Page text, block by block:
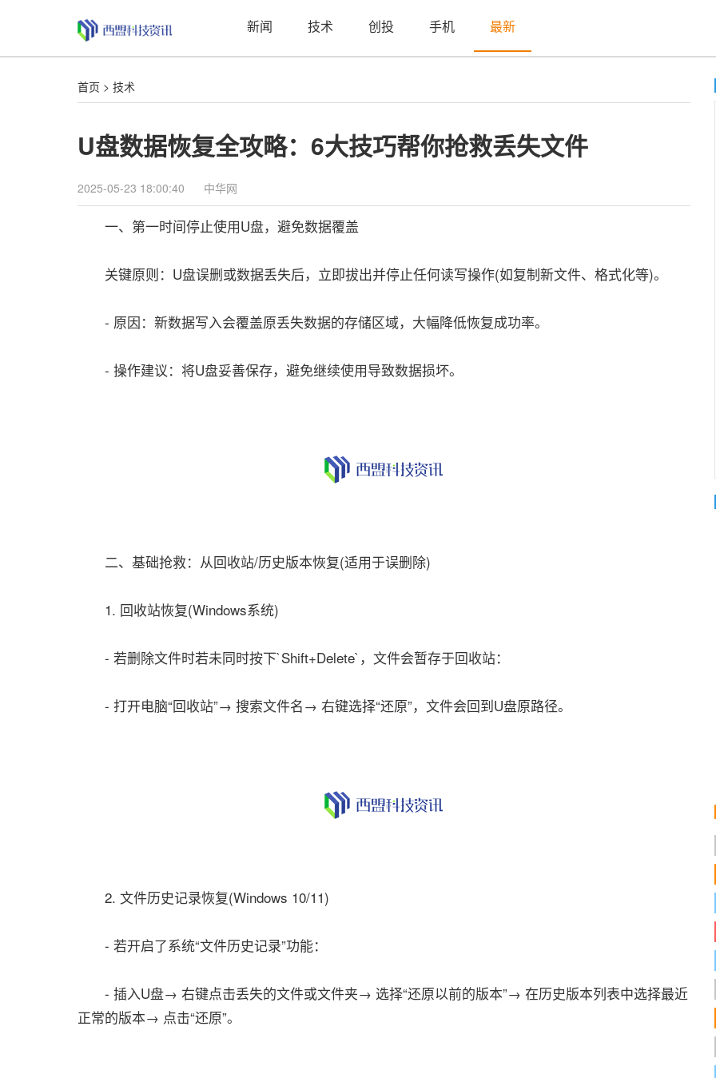
新闻 技术 创投 手机 最新
首页 > 技术
U盘数据恢复全攻略：6大技巧帮你抢救丢失文件
2025-05-23 18:00:40 中华网
一、第一时间停止使用U盘，避免数据覆盖
关键原则：U盘误删或数据丢失后，立即拔出并停止任何读写操作(如复制新文件、格式化等)。
- 原因：新数据写入会覆盖原丢失数据的存储区域，大幅降低恢复成功率。
- 操作建议：将U盘妥善保存，避免继续使用导致数据损坏。
二、基础抢救：从回收站/历史版本恢复(适用于误删除)
1. 回收站恢复(Windows系统)
- 若删除文件时若未同时按下`Shift+Delete`，文件会暂存于回收站：
- 打开电脑“回收站”→ 搜索文件名→ 右键选择“还原”，文件会回到U盘原路径。
2. 文件历史记录恢复(Windows 10/11)
- 若开启了系统“文件历史记录”功能：
- 插入U盘→ 右键点击丢失的文件或文件夹→ 选择“还原以前的版本”→ 在历史版本列表中选择最近
正常的版本→ 点击“还原”。